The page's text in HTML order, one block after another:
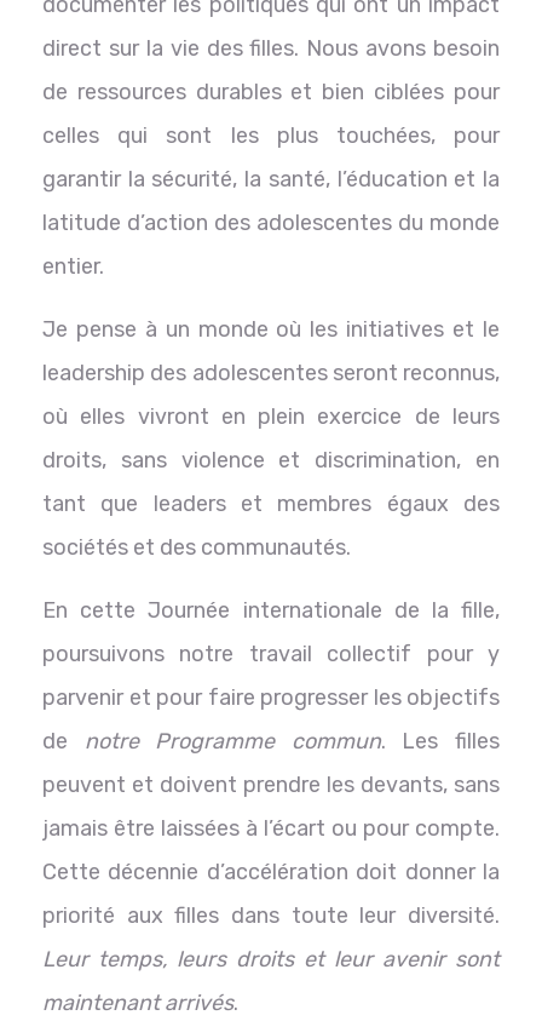
direct sur la vie des filles. Nous avons besoin
de ressources durables et bien ciblées pour
celles qui sont les plus touchées, pour
garantir la sécurité, la santé, l’éducation et la
latitude d’action des adolescentes du monde
entier.
Je pense à un monde où les initiatives et le
leadership des adolescentes seront reconnus,
où elles vivront en plein exercice de leurs
droits, sans violence et discrimination, en
tant que leaders et membres égaux des
sociétés et des communautés.
En cette Journée internationale de la fille,
poursuivons notre travail collectif pour y
parvenir et pour faire progresser les objectifs
de notre Programme commun. Les filles
peuvent et doivent prendre les devants, sans
jamais être laissées à l’écart ou pour compte.
Cette décennie d’accélération doit donner la
priorité aux filles dans toute leur diversité.
Leur temps, leurs droits et leur avenir sont
maintenant arrivés.